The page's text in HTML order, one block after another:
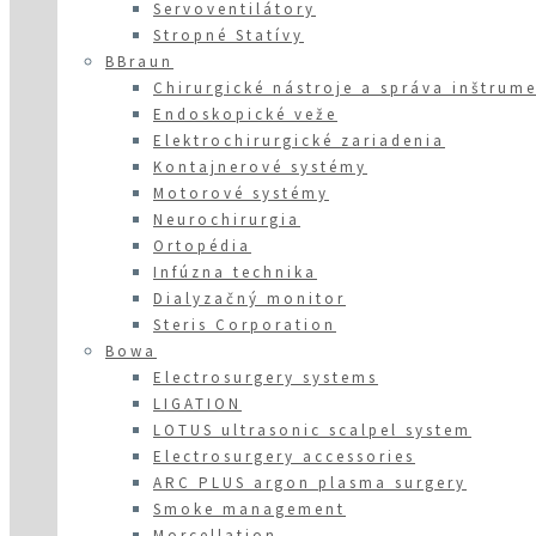
Servoventilátory
Stropné Statívy
BBraun
Chirurgické nástroje a správa
Endoskopické veže
Elektrochirurgické zariadenia
Kontajnerové systémy
Motorové systémy
Neurochirurgia
Ortopédia
Infúzna technika
Dialyzačný monitor
Steris Corporation
Bowa
Electrosurgery systems
LIGATION
LOTUS ultrasonic scalpel system
Electrosurgery accessories
ARC PLUS argon plasma surgery
Smoke management